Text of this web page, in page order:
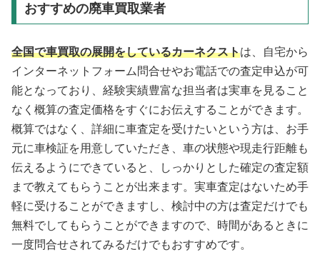
おすすめの廃車買取業者
全国で車買取の展開をしているカーネクストは、自宅から
インターネットフォーム問合せやお電話での査定申込が可
能となっており、経験実績豊富な担当者は実車を見ること
なく概算の査定価格をすぐにお伝えすることができます。
概算ではなく、詳細に車査定を受けたいという方は、お手
元に車検証を用意していただき、車の状態や現走行距離も
伝えるようにできていると、しっかりとした確定の査定額
まで教えてもらうことが出来ます。実車査定はないため手
軽に受けることができますし、検討中の方は査定だけでも
無料でしてもらうことができますので、時間があるときに
一度問合せされてみるだけでもおすすめです。